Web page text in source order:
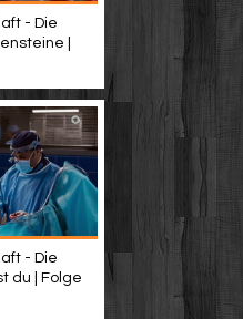
- Die
|
- Die
du | Folge